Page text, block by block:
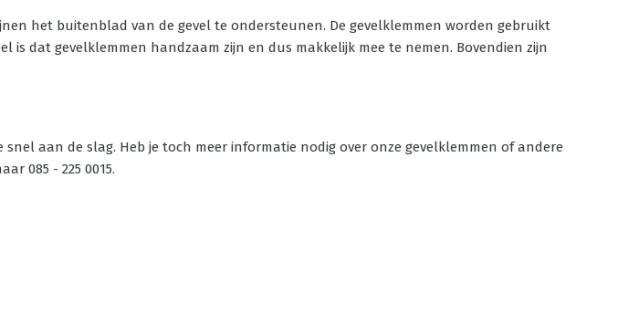
het buitenblad van de gevel te ondersteunen. De gevelklemmen worden gebruikt
is dat gevelklemmen handzaam zijn en dus makkelijk mee te nemen. Bovendien zijn
aan de slag. Heb je toch meer informatie nodig over onze gevelklemmen of andere
085 - 225 0015.